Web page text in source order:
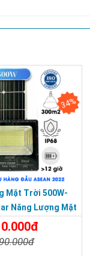
VII - 2020
34%
Mặt Trời 500W-
Năng Lượng Mặt
Loại Lớn